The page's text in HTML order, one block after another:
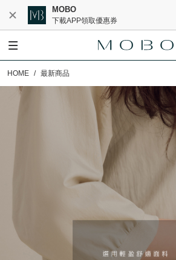
MOBO
下載APP領取優惠券
HOME 最新商品